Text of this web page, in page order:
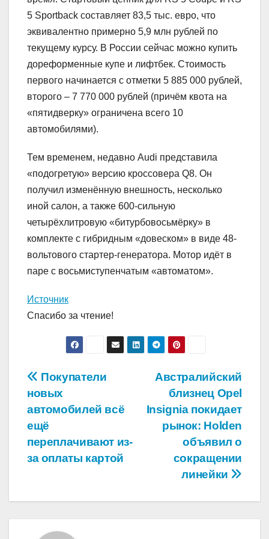
5 Sportback составляет 83,5 тыс. евро, что
эквивалентно примерно 5,9 млн рублей по
текущему курсу. В России сейчас можно купить
дореформенные купе и лифтбек. Стоимость
первого начинается с отметки 5 885 000 рублей,
второго – 7 770 000 рублей (причём квота на
«пятидверку» ограничена всего 10
автомобилями).
Тем временем, недавно Audi представила
«подогретую» версию кроссовера Q8. Он
получил изменённую внешность, несколько
иной салон, а также 600-сильную
четырёхлитровую «битурбовосьмёрку» в
комплекте с гибридным «довеском» в виде 48-
вольтового стартер-генератора. Мотор идёт в
паре с восьмиступенчатым «автоматом».
Источник
Спасибо за чтение!
Навигация
по
записям
Австралийский
близнец Opel
Insignia покидает
рынок: Holden
объявил о
сокращении
линейки
Покупатели
новых
автомобилей всё
ещё
переплачивают из-
за оплаты картой